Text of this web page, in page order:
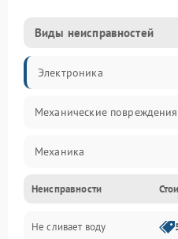
Виды неисправностей
Электроника
Механические повреждения
Механика
Управление
Электропитание
Неисправности
Не сливает воду